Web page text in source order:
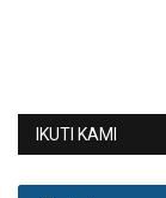
IKUTI KAMI